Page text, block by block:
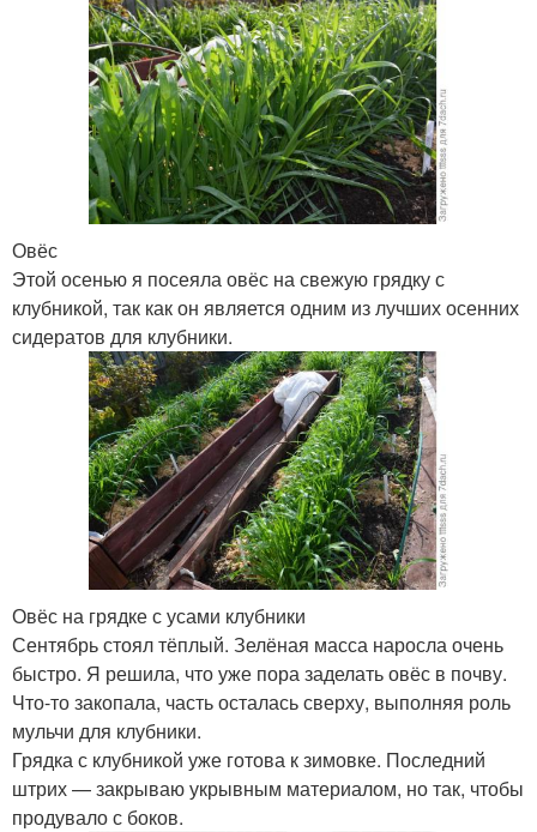
Овёс
Этой осенью я посеяла овёс на свежую грядку с
клубникой, так как он является одним из лучших осенних
сидератов для клубники.
Овёс на грядке с усами клубники
Сентябрь стоял тёплый. Зелёная масса наросла очень
быстро. Я решила, что уже пора заделать овёс в почву.
Что-то закопала, часть осталась сверху, выполняя роль
мульчи для клубники.
Грядка с клубникой уже готова к зимовке. Последний
штрих — закрываю укрывным материалом, но так, чтобы
продувало с боков.